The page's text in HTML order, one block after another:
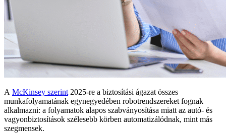
A McKinsey szerint 2025-re a biztosítási ágazat összes
munkafolyamatának egynegyedében robotrendszereket fognak
alkalmazni: a folyamatok alapos szabványosítása miatt az autó- és
vagyonbiztosítások szélesebb körben automatizálódnak, mint más
szegmensek.